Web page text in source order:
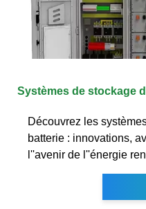
Systèmes de stockage
Découvrez les
batterie : innovations,
l''avenir de l''énergie